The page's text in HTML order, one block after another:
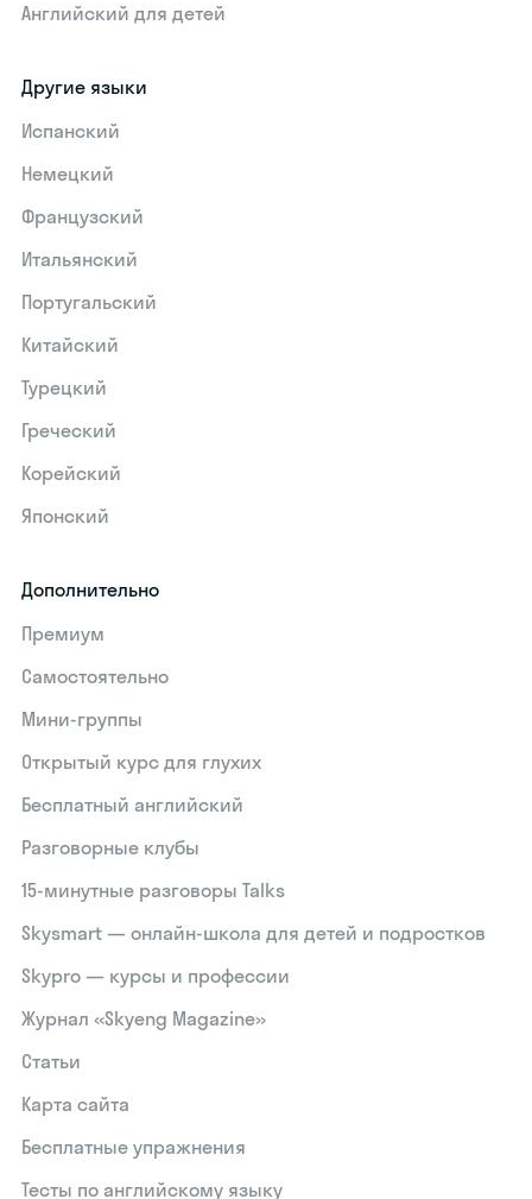
Английский для детей
Другие языки
Испанский
Немецкий
Французский
Итальянский
Португальский
Китайский
Турецкий
Греческий
Корейский
Японский
Дополнительно
Премиум
Самостоятельно
Мини-группы
Открытый курс для глухих
Бесплатный английский
Разговорные клубы
15‑минутные разговоры Talks
Skysmart — онлайн-школа для детей и подростков
Skypro — курсы и профессии
Журнал «Skyeng Magazine»
Статьи
Карта сайта
Бесплатные упражнения
Тесты по английскому языку